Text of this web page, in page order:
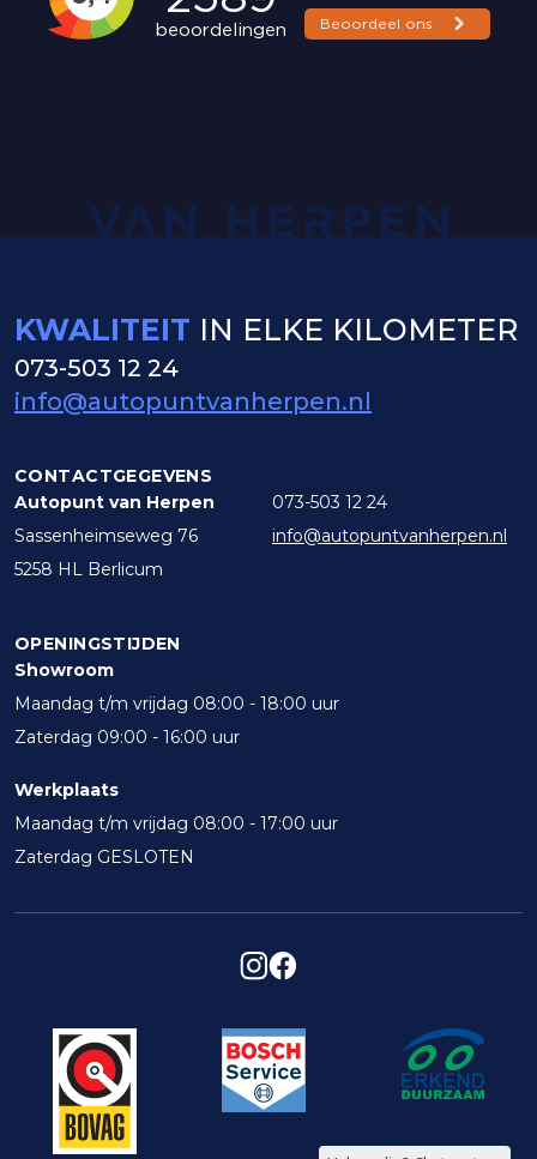
KWALITEIT IN ELKE KILOMETER
073-503 12 24
info@autopuntvanherpen.nl
CONTACTGEGEVENS
Autopunt van Herpen
Sassenheimseweg 76
5258 HL Berlicum
073-503 12 24
info@autopuntvanherpen.nl
OPENINGSTIJDEN
Showroom
Maandag t/m vrijdag 08:00 - 18:00 uur
Zaterdag 09:00 - 16:00 uur
Werkplaats
Maandag t/m vrijdag 08:00 - 17:00 uur
Zaterdag GESLOTEN